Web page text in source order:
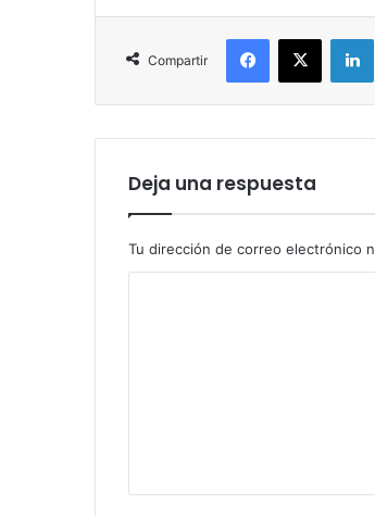
Compartir
Facebook
X
Deja una respuesta
Tu dirección de correo electrónico